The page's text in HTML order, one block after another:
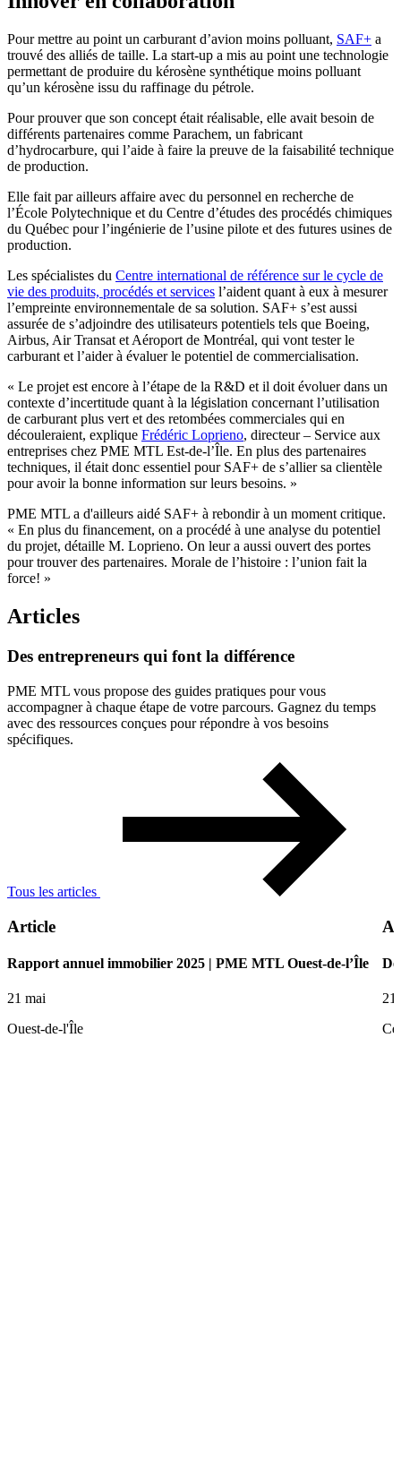
Pour mettre au point un carburant d’avion moins polluant, SAF+ a
trouvé des alliés de taille. La start-up a mis au point une technologie
permettant de produire du kérosène synthétique moins polluant
qu’un kérosène issu du raffinage du pétrole.
Pour prouver que son concept était réalisable, elle avait besoin de
différents partenaires comme Parachem, un fabricant
d’hydrocarbure, qui l’aide à faire la preuve de la faisabilité technique
de production.
Elle fait par ailleurs affaire avec du personnel en recherche de
l’École Polytechnique et du Centre d’études des procédés chimiques
du Québec pour l’ingénierie de l’usine pilote et des futures usines de
production.
Les spécialistes du Centre international de référence sur le cycle de
vie des produits, procédés et services l’aident quant à eux à mesurer
l’empreinte environnementale de sa solution. SAF+ s’est aussi
assurée de s’adjoindre des utilisateurs potentiels tels que Boeing,
Airbus, Air Transat et Aéroport de Montréal, qui vont tester le
carburant et l’aider à évaluer le potentiel de commercialisation.
« Le projet est encore à l’étape de la R&D et il doit évoluer dans un
contexte d’incertitude quant à la législation concernant l’utilisation
de carburant plus vert et des retombées commerciales qui en
découleraient, explique Frédéric Loprieno, directeur – Service aux
entreprises chez PME MTL Est-de-l’Île. En plus des partenaires
techniques, il était donc essentiel pour SAF+ de s’allier sa clientèle
pour avoir la bonne information sur leurs besoins. »
PME MTL a d'ailleurs aidé SAF+ à rebondir à un moment critique.
« En plus du financement, on a procédé à une analyse du potentiel
du projet, détaille M. Loprieno. On leur a aussi ouvert des portes
pour trouver des partenaires. Morale de l’histoire : l’union fait la
force! »
Articles
Des entrepreneurs qui font la différence
PME MTL vous propose des guides pratiques pour vous
accompagner à chaque étape de votre parcours. Gagnez du temps
avec des ressources conçues pour répondre à vos besoins
spécifiques.
Tous les articles
Article
Rapport annuel immobilier 2025 | PME MTL Ouest-de-l’Île
21 mai
Ouest-de-l'Île
21